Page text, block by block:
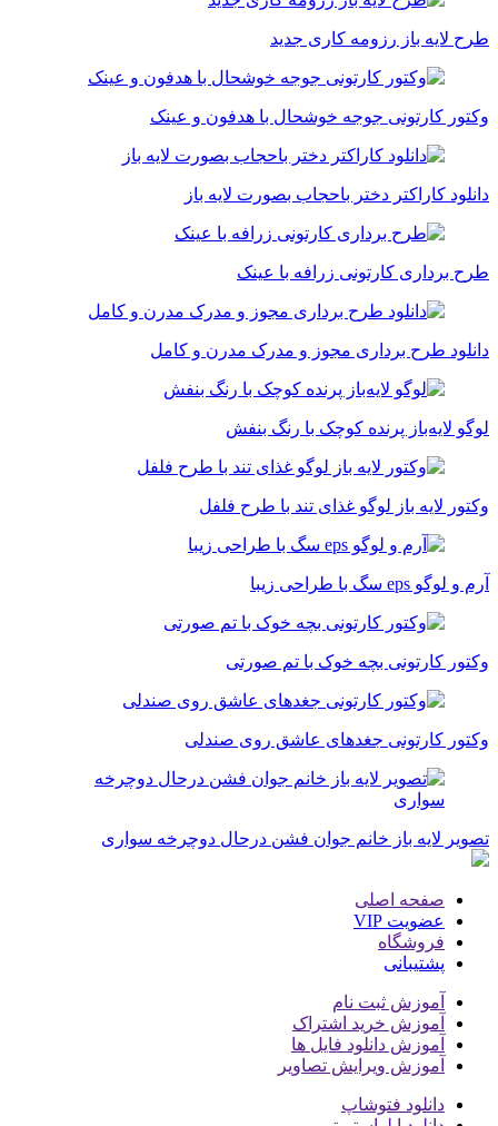
طرح لایه باز رزومه کاری جدید
وکتور کارتونی جوجه خوشحال با هدفون و عینک
دانلود کاراکتر دختر باحجاب بصورت لایه باز
طرح برداری کارتونی زرافه با عینک
دانلود طرح برداری مجوز و مدرک مدرن و کامل
لوگو لایه‌باز پرنده کوچک با رنگ بنفش
وکتور لایه باز لوگو غذای تند با طرح فلفل
آرم و لوگو eps سگ با طراحی زیبا
وکتور کارتونی بچه خوک با تم صورتی
وکتور کارتونی جغدهای عاشق روی صندلی
تصویر لایه باز خانم جوان فشن درحال دوچرخه سواری
صفحه اصلی
عضویت VIP
فروشگاه
پشتیبانی
آموزش ثبت نام
آموزش خرید اشتراک
آموزش دانلود فایل ها
آموزش ویرایش تصاویر
دانلود فتوشاپ